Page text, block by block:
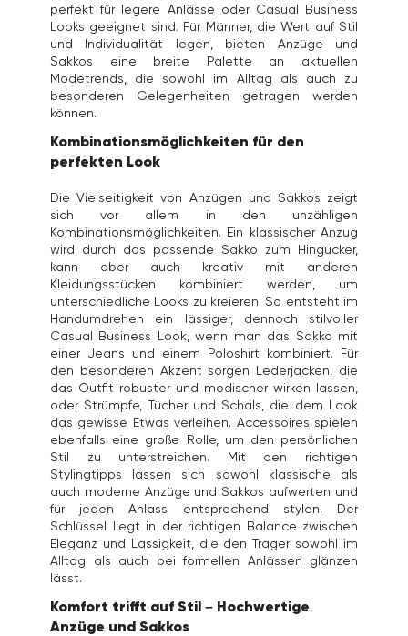
perfekt für legere Anlässe oder Casual Business
Looks geeignet sind. Für Männer, die Wert auf Stil
und Individualität legen, bieten Anzüge und
Sakkos eine breite Palette an aktuellen
Modetrends, die sowohl im Alltag als auch zu
besonderen Gelegenheiten getragen werden
können.
Kombinationsmöglichkeiten für den
perfekten Look
Die Vielseitigkeit von Anzügen und Sakkos zeigt
sich vor allem in den unzähligen
Kombinationsmöglichkeiten. Ein klassischer Anzug
wird durch das passende Sakko zum Hingucker,
kann aber auch kreativ mit anderen
Kleidungsstücken kombiniert werden, um
unterschiedliche Looks zu kreieren. So entsteht im
Handumdrehen ein lässiger, dennoch stilvoller
Casual Business Look, wenn man das Sakko mit
einer Jeans und einem Poloshirt kombiniert. Für
den besonderen Akzent sorgen Lederjacken, die
das Outfit robuster und modischer wirken lassen,
oder Strümpfe, Tücher und Schals, die dem Look
das gewisse Etwas verleihen. Accessoires spielen
ebenfalls eine große Rolle, um den persönlichen
Stil zu unterstreichen. Mit den richtigen
Stylingtipps lassen sich sowohl klassische als
auch moderne Anzüge und Sakkos aufwerten und
für jeden Anlass entsprechend stylen. Der
Schlüssel liegt in der richtigen Balance zwischen
Eleganz und Lässigkeit, die den Träger sowohl im
Alltag als auch bei formellen Anlässen glänzen
lässt.
Komfort trifft auf Stil – Hochwertige
Anzüge und Sakkos